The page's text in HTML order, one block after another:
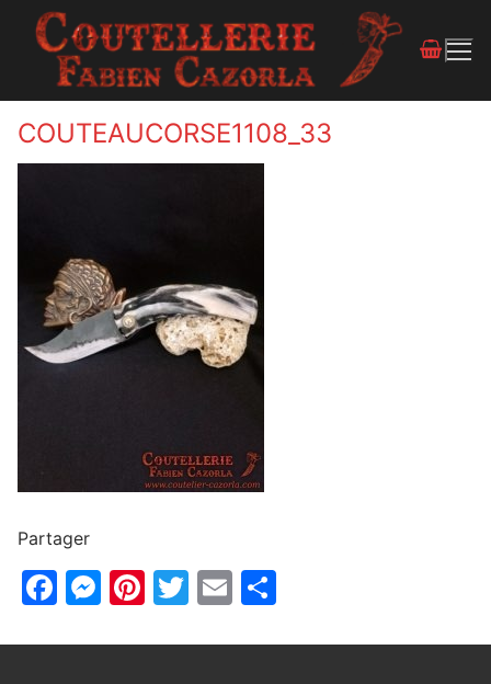
COUTEAUCORSE1108_33
Partager
Facebook
Messenger
Pinterest
Twitter
Email